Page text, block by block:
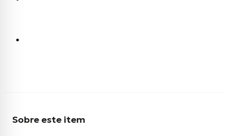
Sobre este item